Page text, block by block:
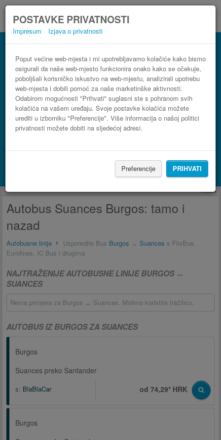
POSTAVKE PRIVATNOSTI
Impresum Izjava o privatnosti
Poput većine web-mjesta i mi upotrebljavamo kolačiće kako bismo
osigurali da naše web-mjesto funkcionira onako kako se očekuje,
poboljšali korisničko iskustvo na web-mjestu, analizirali upotrebu
web-mjesta i dobili pomoć za naše marketinške aktivnosti.
Odabirom mogućnosti "Prihvati" suglasni ste s pohranom svih
kolačića na vašem uređaju. Svoje postavke kolačića možete
urediti u izborniku "Preferencije". Više informacija o našoj politici
privatnosti možete dobiti na sljedećoj adresi.
Preferencije PRIHVATI
Autobus Burgos Suances
3 koraka do najpovoljnije autobusne karte
Potraži smještaj s Booking.com
Reklama
Autobus Suances Burgos: tamo i
nazad
Autobusne linije Usporedite Bus Burgos ↔ Suances s FlixBus,
Eurolines, IC Bus i drugima
NAJTRAŽENIJE AUTOBUSNE LINIJE BURGOS ↔
SUANCES
Nema primjera za Burgos ↔ Suances. Molimo koristite tražilicu.
AUTOBUS IZ BURGOS ZA SUANCES
Burgos
Suances preko Santander
s: BlaBlaCar od 74,29* HRK
Burgos